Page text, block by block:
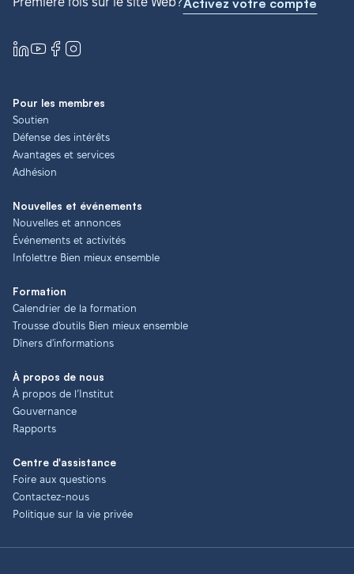
Activez votre compte
Pour les membres
Soutien
Défense des intérêts
Avantages et services
Adhésion
Nouvelles et événements
Nouvelles et annonces
Événements et activités
Infolettre Bien mieux ensemble
Formation
Calendrier de la formation
Trousse d'outils Bien mieux ensemble
Dîners d'informations
À propos de nous
À propos de l’Institut
Gouvernance
Rapports
Centre d'assistance
Foire aux questions
Contactez-nous
Politique sur la vie privée